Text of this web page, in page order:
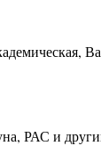
РАС и